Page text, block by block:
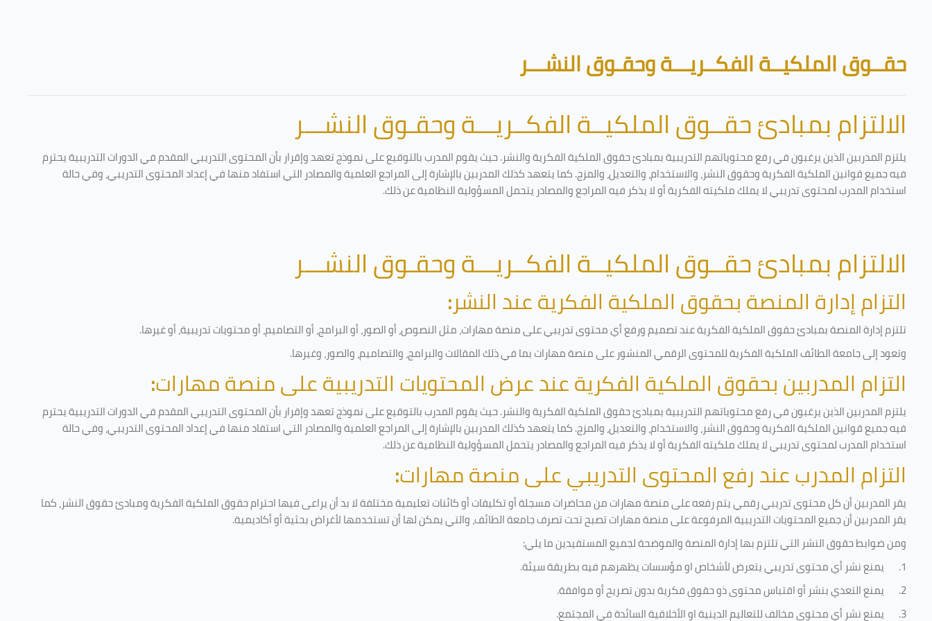
الكتل
حقــوق الملكيــة الفكــريـــة وحقـوق النشـــر
الالتزام بمبادئ حقــوق الملكيــة الفكــريـــة وحقـوق النشـــر
يلتزم المدربين الذين يرغبون في رفع محتوياتهم التدريبية بمبادئ حقوق الملكية الفكرية والنشر. حيث يقوم المدرب بالتوقيع على نموذج تعهد وإقرار بأن المحتوى التدريبي المقدم في الدورات التدريبية يحترم
فيه جميع قوانين الملكية الفكرية وحقوق النشر، والاستخدام، والتعديل، والمزج. كما يتعهد كذلك المدربين بالإشارة إلى المراجع العلمية والمصادر التي استفاد منها في إعداد المحتوى التدريبي، وفي حالة
استخدام المدرب لمحتوى تدريبي لا يملك ملكيته الفكرية أو لا يذكر فيه المراجع والمصادر يتحمل المسؤولية النظامية عن ذلك.
الالتزام بمبادئ حقــوق الملكيــة الفكــريـــة وحقـوق النشـــر
التزام إدارة المنصة بحقوق الملكية الفكرية عند النشر:
تلتزم إدارة المنصة بمبادئ حقوق الملكية الفكرية عند تصميم ورفع أي محتوى تدريبي على منصة مهارات، مثل النصوص، أو الصور، أو البرامج، أو التصاميم، أو محتويات تدريبية، أو غيرها.
وتعود إلى جامعة الطائف الملكية الفكرية للمحتوى الرقمي المنشور على منصة مهارات بما في ذلك المقالات والبرامج، والتصاميم، والصور، وغيرها.
التزام المدربين بحقوق الملكية الفكرية عند عرض المحتويات التدريبية على منصة مهارات:
يلتزم المدربين الذين يرغبون في رفع محتوياتهم التدريبية بمبادئ حقوق الملكية الفكرية والنشر. حيث يقوم المدرب بالتوقيع على نموذج تعهد وإقرار بأن المحتوى التدريبي المقدم في الدورات التدريبية يحترم
فيه جميع قوانين الملكية الفكرية وحقوق النشر، والاستخدام، والتعديل، والمزج. كما يتعهد كذلك المدربين بالإشارة إلى المراجع العلمية والمصادر التي استفاد منها في إعداد المحتوى التدريبي، وفي حالة
استخدام المدرب لمحتوى تدريبي لا يملك ملكيته الفكرية أو لا يذكر فيه المراجع والمصادر يتحمل المسؤولية النظامية عن ذلك.
التزام المدرب عند رفع المحتوى التدريبي على منصة مهارات:
يقر المدربين أن كل محتوى تدريبي رقمي يتم رفعه على منصة مهارات من محاضرات مسجلة أو تكليفات أو كائنات تعليمية مختلفة لا بد أن يراعى فيها احترام حقوق الملكية الفكرية ومبادئ حقوق النشر، كما
يقر المدربين أن جميع المحتويات التدريبية المرفوعة على منصة مهارات تصبح تحت تصرف جامعة الطائف، والتي يمكن لها أن تستخدمها لأغراض بحثية أو أكاديمية.
ومن ضوابط حقوق النشر التي تلتزم بها إدارة المنصة والموضحة لجميع المستفيدين ما يلي:
1.
يمنع نشر أي محتوى تدريبي يتعرض لأشخاص او مؤسسات يظهرهم فيه بطريقة سيئة.
2.
يمنع التعدي بنشر أو اقتباس محتوى ذو حقوق فكرية بدون تصريح أو موافقة.
3.
يمنع نشر أي محتوى مخالف للتعاليم الدينية او الأخلاقية السائدة في المجتمع.